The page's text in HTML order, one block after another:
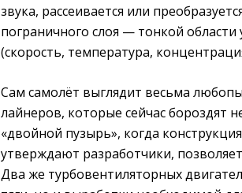
звука, рассеивается или
пограничного слоя — тонкой
(скорость, температура,
Сам самолёт выглядит весьма
лайнеров, которые сейчас бороздят
«двойной пузырь», когда
утверждают разработчики,
Два же турбовентиляторных